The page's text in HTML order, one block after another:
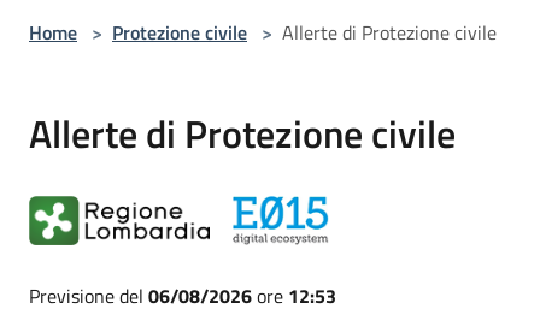
Home > Protezione civile > Allerte di Protezione civile
Allerte di Protezione civile
Previsione del 06/08/2026ore 12:53